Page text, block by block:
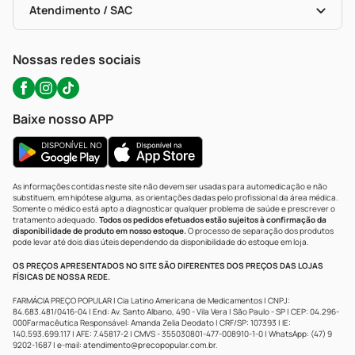
Políticas De Marketplace
Portal Da Privacidade
Atendimento / SAC
WhatsApp (47) 9202-1687
Nossas redes sociais
Baixe nosso APP
As informações contidas neste site não devem ser usadas para automedicação e não
substituem, em hipótese alguma, as orientações dadas pelo profissional da área médica.
Somente o médico está apto a diagnosticar qualquer problema de saúde e prescrever o
tratamento adequado. Todos os pedidos efetuados estão sujeitos à confirmação da
disponibilidade de produto em nosso estoque.O processo de separação dos produtos
pode levar até dois dias úteis dependendo da disponibilidade do estoque em loja.
OS PREÇOS APRESENTADOS NO SITE SÃO DIFERENTES DOS PREÇOS DAS LOJAS
FÍSICAS DE NOSSA REDE.
FARMÁCIA PREÇO POPULAR | Cia Latino Americana de Medicamentos | CNPJ:
84.683.481/0416-04 | End: Av. Santo Albano, 490 - Vila Vera | São Paulo - SP | CEP: 04.296-
000Farmacêutica Responsável: Amanda Zelia Deodato | CRF/SP: 107393 | IE:
140.593.699.117 | AFE: 7.45817-2 | CMVS - 355030801-477-008910-1-0 | WhatsApp: (47) 9
9202-1687 | e-mail: atendimento@precopopular.com.br.